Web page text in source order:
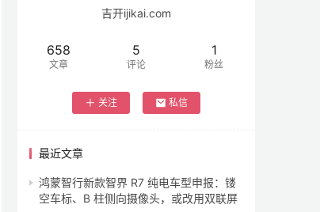
吉开ijikai.com
658
文章
5
评论
1
粉丝
关注 私信
最近文章
鸿蒙智行新款智界 R7 纯电车型申报：镂
空车标、B 柱侧向摄像头，或改用双联屏